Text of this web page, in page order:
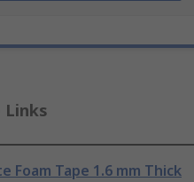
Links
Foam Tape 1.6 mm Thick